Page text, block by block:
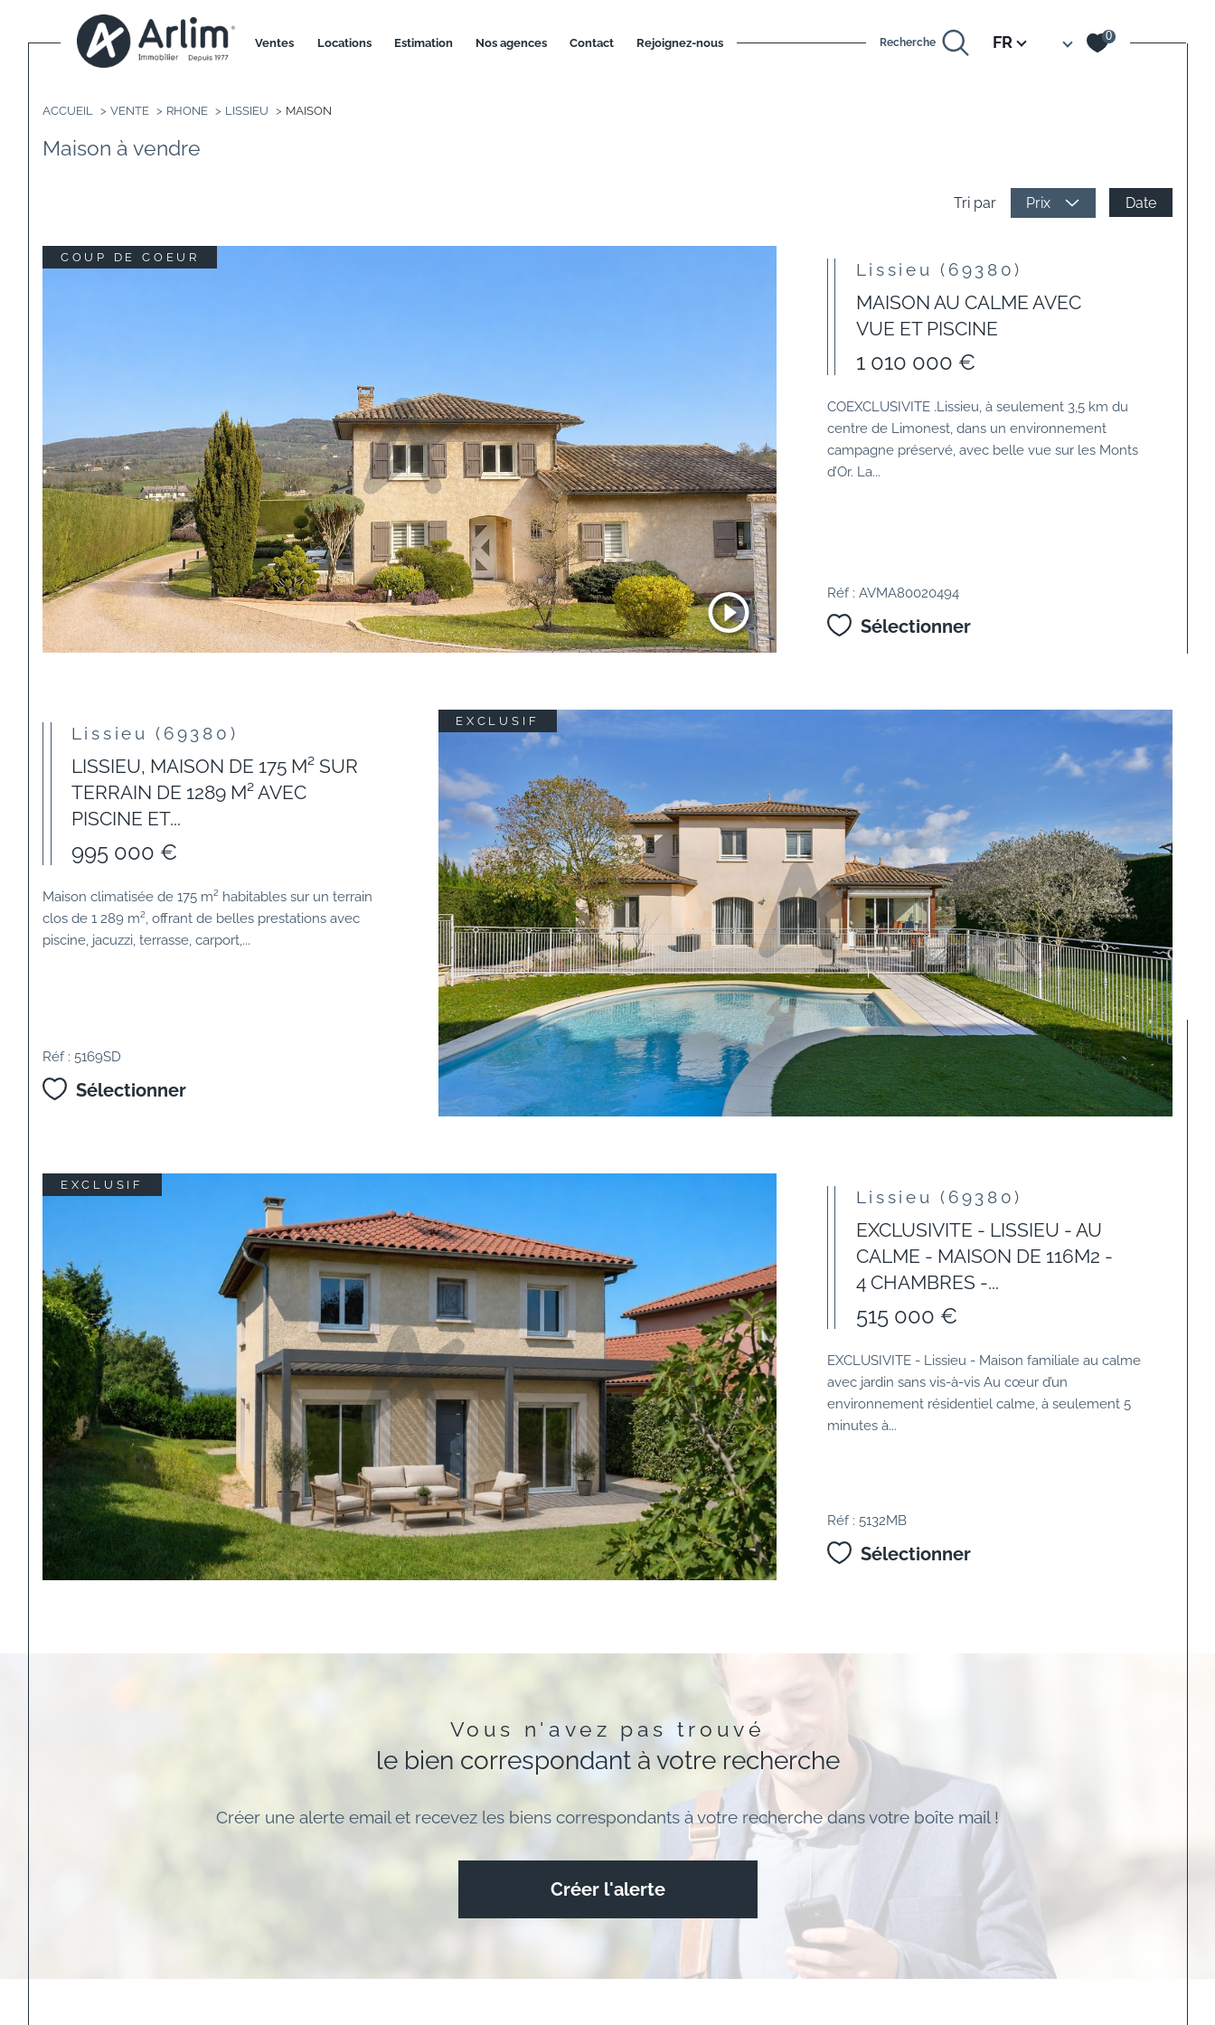
ventes locations estimation nos agences contact rejoignez-nous Recherche Langue
FR 0
ACCUEIL VENTE RHONE LISSIEU MAISON
Maison à vendre
Tri par Prix Date
COUP DE COEUR
Lissieu (69380)
MAISON AU CALME AVEC
VUE ET PISCINE
1 010 000 €
COEXCLUSIVITE .Lissieu, à seulement 3,5 km du
centre de Limonest, dans un environnement
campagne préservé, avec belle vue sur les Monts
d’Or. La...
Réf : AVMA80020494
Sélectionner
EXCLUSIF
Lissieu (69380)
LISSIEU, MAISON DE 175 M² SUR
TERRAIN DE 1289 M² AVEC
PISCINE ET...
995 000 €
Maison climatisée de 175 m² habitables sur un terrain
clos de 1 289 m², offrant de belles prestations avec
piscine, jacuzzi, terrasse, carport,...
Réf : 5169SD
Sélectionner
EXCLUSIF
Lissieu (69380)
EXCLUSIVITE - LISSIEU - AU
CALME - MAISON DE 116M2 -
4 CHAMBRES -...
515 000 €
EXCLUSIVITE - Lissieu - Maison familiale au calme
avec jardin sans vis-à-vis Au cœur d’un
environnement résidentiel calme, à seulement 5
minutes à...
Réf : 5132MB
Sélectionner
Vous n'avez pas trouvé
le bien correspondant à votre recherche
Créer une alerte email et recevez les biens correspondants à votre recherche dans votre boîte mail !
Créer l'alerte